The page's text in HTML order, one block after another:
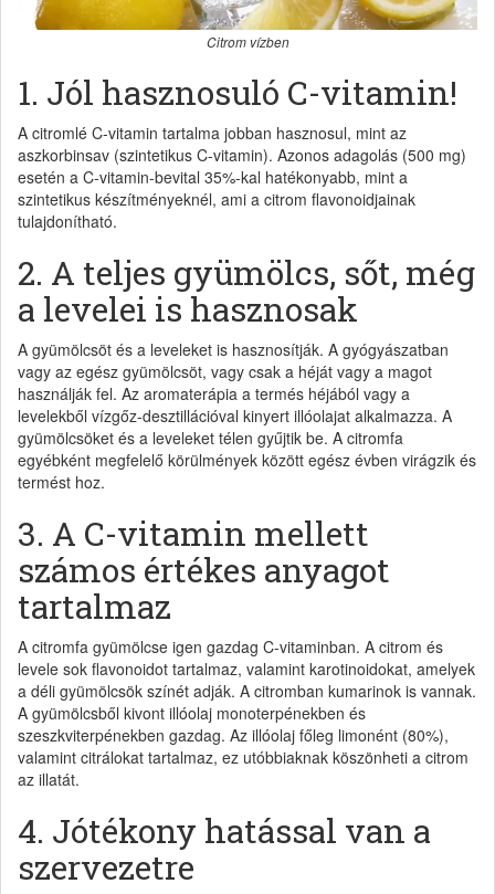
Citrom vízben
1. Jól hasznosuló C-vitamin!
A citromlé C-vitamin tartalma jobban hasznosul, mint az
aszkorbinsav (szintetikus C-vitamin). Azonos adagolás (500 mg)
esetén a C-vitamin-bevital 35%-kal hatékonyabb, mint a
szintetikus készítményeknél, ami a citrom flavonoidjainak
tulajdonítható.
2. A teljes gyümölcs, sőt, még
a levelei is hasznosak
A gyümölcsöt és a leveleket is hasznosítják. A gyógyászatban
vagy az egész gyümölcsöt, vagy csak a héját vagy a magot
használják fel. Az aromaterápia a termés héjából vagy a
levelekből vízgőz-desztillációval kinyert illóolajat alkalmazza. A
gyümölcsöket és a leveleket télen gyűjtik be. A citromfa
egyébként megfelelő körülmények között egész évben virágzik és
termést hoz.
3. A C-vitamin mellett
számos értékes anyagot
tartalmaz
A citromfa gyümölcse igen gazdag C-vitaminban. A citrom és
levele sok flavonoidot tartalmaz, valamint karotinoidokat, amelyek
a déli gyümölcsök színét adják. A citromban kumarinok is vannak.
A gyümölcsből kivont illóolaj monoterpénekben és
szeszkviterpénekben gazdag. Az illóolaj főleg limonént (80%),
valamint citrálokat tartalmaz, ez utóbbiaknak köszönheti a citrom
az illatát.
4. Jótékony hatással van a
szervezetre